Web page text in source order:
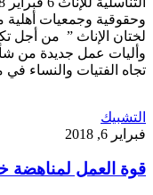
وحقوقية وجمعيات أهلية
لختان الإناث ” من أجل
وأليات عمل جديدة من
تجاه الفتيات والنساء
التشبيك
فبراير 6, 2018
قوة العمل لمناهضة